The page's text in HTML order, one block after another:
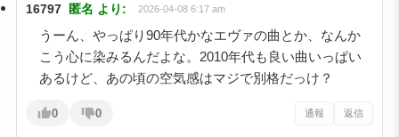
16797 匿名 より: 2026-04-08 6:17 am
うーん、やっぱり90年代かなエヴァの曲とか、なんか
こう心に染みるんだよな。2010年代も良い曲いっぱい
あるけど、あの頃の空気感はマジで別格だっけ？
0 0 通報 返信